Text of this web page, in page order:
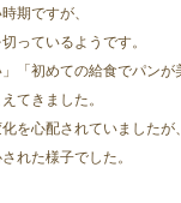
期ですが、
切っているようです。
「初めての給食でパンが
てきました。
を心配されていましたが、
れた様子でした。